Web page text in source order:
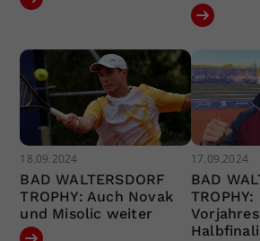
18.09.2024
BAD WALTERSDORF
TROPHY: Auch Novak
und Misolic weiter
17.09.2024
BAD